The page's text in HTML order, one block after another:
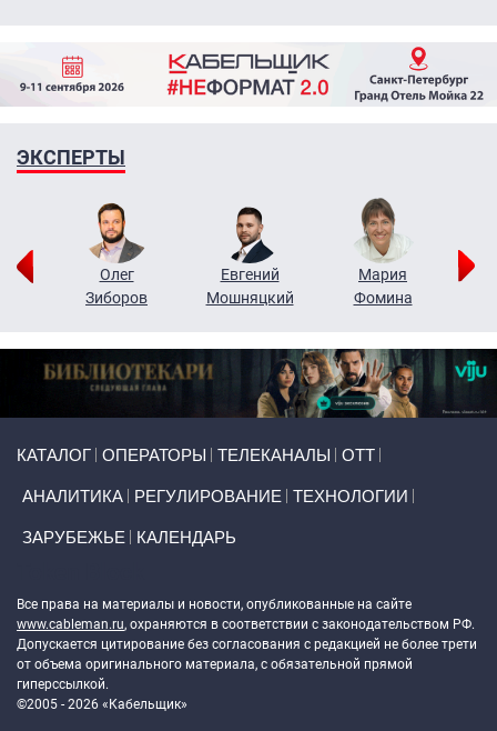
ЭКСПЕРТЫ
Олег
Зиборов
Евгений
Мошняцкий
Мария
Фомина
КАТАЛОГ ОПЕРАТОРЫ ТЕЛЕКАНАЛЫ ОТТ
АНАЛИТИКА РЕГУЛИРОВАНИЕ ТЕХНОЛОГИИ
ЗАРУБЕЖЬЕ КАЛЕНДАРЬ
Все права на материалы и новости, опубликованные на сайте
www.cableman.ru, охраняются в соответствии с законодательством РФ.
Допускается цитирование без согласования с редакцией не более трети
от объема оригинального материала, с обязательной прямой
гиперссылкой.
©2005 - 2026 «Кабельщик»